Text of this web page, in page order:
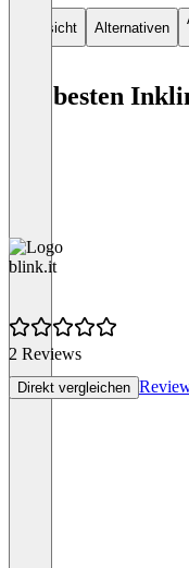
Übersicht Alternativen
Die besten
blink.it
2 Reviews
Direkt vergleichen